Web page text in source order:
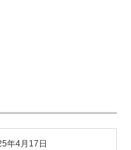
年4月17日